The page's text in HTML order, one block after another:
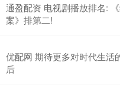
通盈配资 电视剧播放排名:
案》排第二!
优配网 期待更多对时代生
后